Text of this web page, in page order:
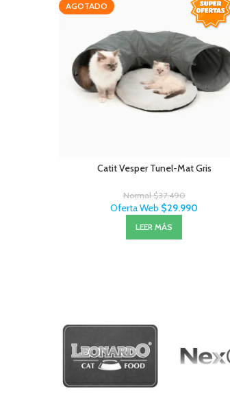
AGOTADO
Catit Vesper Tunel-Mat Gris
Normal$37.490
Oferta Web $29.990
LEER MÁS